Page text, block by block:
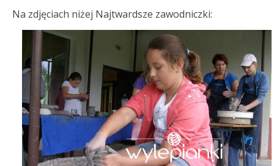
Na zdjęciach niżej Najtwardsze zawodniczki: